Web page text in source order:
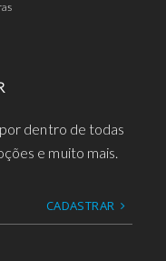
dentro de todas
e muito mais.
CADASTRAR